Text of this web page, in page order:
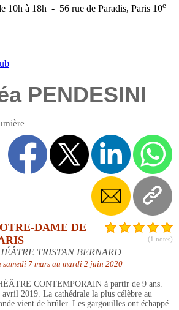
10h à 18h - 56 rue de Paradis, Paris 10e
PENDESINI
(1 notes)
DAME DE
TRISTAN BERNARD
samedi 7 mars au mardi 2 juin 2020
CONTEMPORAIN à partir de 9 ans.
avril 2019. La cathédrale la plus célèbre au
vient de brûler. Les gargouilles ont échappé